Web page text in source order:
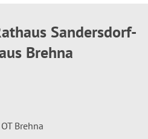
Sandersdorf-
Brehna
Brehna